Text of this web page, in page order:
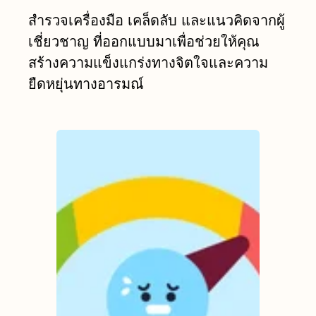
สำรวจเครื่องมือ เคล็ดลับ และแนวคิดจากผู้
เชี่ยวชาญ ที่ออกแบบมาเพื่อช่วยให้คุณ
สร้างความแข็งแกร่งทางจิตใจและความ
ยืดหยุ่นทางอารมณ์